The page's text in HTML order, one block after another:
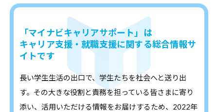
「マイナビキャリアサポート」は
キャリア支援・就職支援に関する総合情報サ
イトです
長い学生生活の出口で、学生たちを社会へと送り出
す。その大きな役割と責務を担っている皆さまに寄り
添い、活用いただける情報をお届けするため、2022年